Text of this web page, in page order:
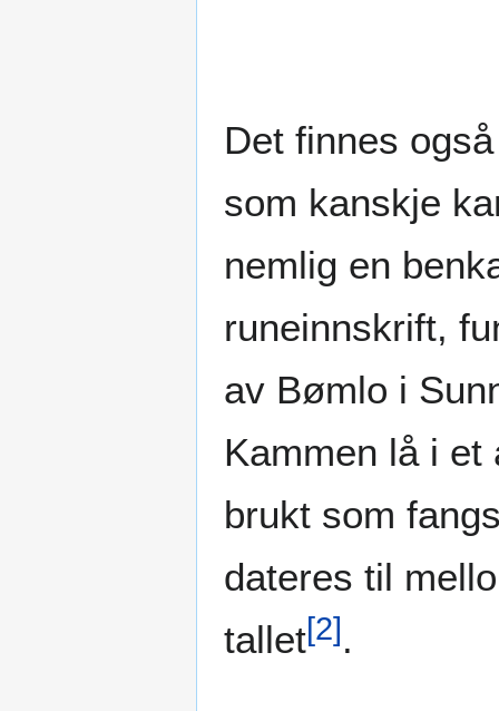
Det finnes
som kanskje
nemlig en
runeinnskrift,
av Bømlo i
Kammen lå i
brukt som
dateres til
tallet[2].